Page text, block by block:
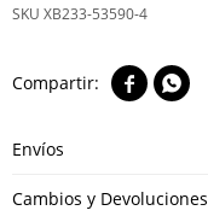
XB233-53590-4
 
Envíos
Cambios y Devoluciones